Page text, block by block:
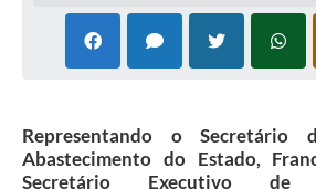
Representando o Secretário
Abastecimento do Estado,
Secretário Executivo